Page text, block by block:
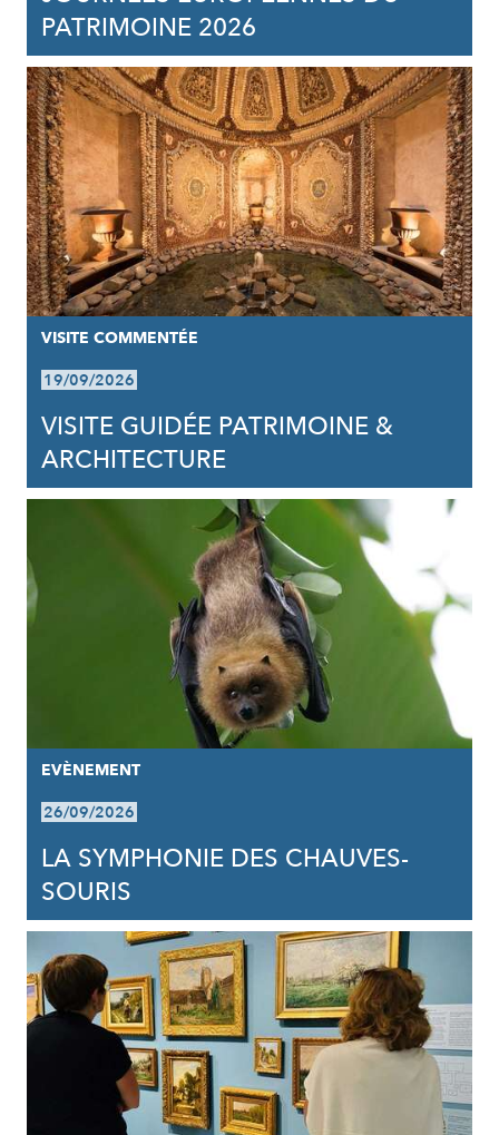
PATRIMOINE 2026
VISITE COMMENTÉE
19/09/2026
VISITE GUIDÉE PATRIMOINE &
ARCHITECTURE
EVÈNEMENT
26/09/2026
LA SYMPHONIE DES CHAUVES-
SOURIS